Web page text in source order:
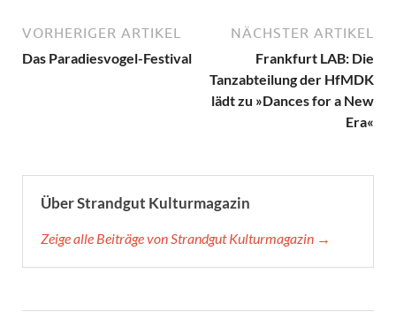
VORHERIGER ARTIKEL
Das Paradiesvogel-Festival
NÄCHSTER ARTIKEL
Frankfurt LAB: Die
Tanzabteilung der HfMDK
lädt zu »Dances for a New
Era«
Über Strandgut Kulturmagazin
Zeige alle Beiträge von Strandgut Kulturmagazin →